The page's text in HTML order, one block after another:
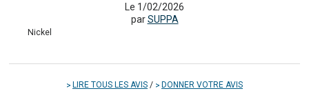
Le 1/02/2026
parSUPPA
Nickel
LIRE TOUS LES AVIS / DONNER VOTRE AVIS